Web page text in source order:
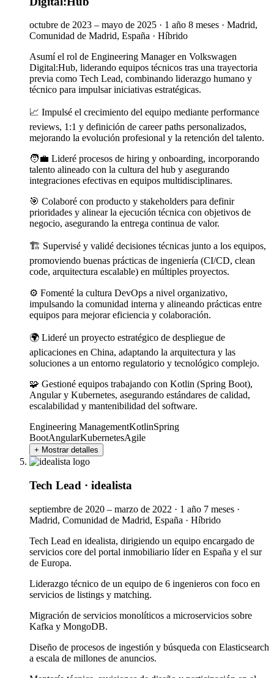
octubre de 2023 – mayo de 2025 · 1 año 8 meses · Madrid,
Comunidad de Madrid, España · Híbrido
Asumí el rol de Engineering Manager en Volkswagen
Digital:Hub, liderando equipos técnicos tras una trayectoria
previa como Tech Lead, combinando liderazgo humano y
técnico para impulsar iniciativas estratégicas.
📈 Impulsé el crecimiento del equipo mediante performance
reviews, 1:1 y definición de career paths personalizados,
mejorando la evolución profesional y la retención del talento.
🧑‍💼 Lideré procesos de hiring y onboarding, incorporando
talento alineado con la cultura del hub y asegurando
integraciones efectivas en equipos multidisciplinares.
🎯 Colaboré con producto y stakeholders para definir
prioridades y alinear la ejecución técnica con objetivos de
negocio, asegurando la entrega continua de valor.
🏗️ Supervisé y validé decisiones técnicas junto a los equipos,
promoviendo buenas prácticas de ingeniería (CI/CD, clean
code, arquitectura escalable) en múltiples proyectos.
⚙️ Fomenté la cultura DevOps a nivel organizativo,
impulsando la comunidad interna y alineando prácticas entre
equipos para mejorar eficiencia y colaboración.
🌍 Lideré un proyecto estratégico de despliegue de
aplicaciones en China, adaptando la arquitectura y las
soluciones a un entorno regulatorio y tecnológico complejo.
🧩 Gestioné equipos trabajando con Kotlin (Spring Boot),
Angular y Kubernetes, asegurando estándares de calidad,
escalabilidad y mantenibilidad del software.
Engineering ManagementKotlinSpring
BootAngularKubernetesAgile
+ Mostrar detalles
Tech Lead · idealista
septiembre de 2020 – marzo de 2022 · 1 año 7 meses ·
Madrid, Comunidad de Madrid, España · Híbrido
Tech Lead en idealista, dirigiendo un equipo encargado de
servicios core del portal inmobiliario líder en España y el sur
de Europa.
Liderazgo técnico de un equipo de 6 ingenieros con foco en
servicios de listings y matching.
Migración de servicios monolíticos a microservicios sobre
Kafka y MongoDB.
Diseño de procesos de ingestión y búsqueda con Elasticsearch
a escala de millones de anuncios.